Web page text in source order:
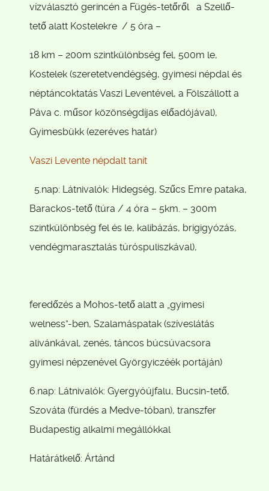
vízválasztó gerincén a Fügés-tetőről a Szellő-
tető alatt Kostelekre / 5 óra –
18 km – 200m szintkülönbség fel, 500m le,
Kostelek (szeretetvendégség, gyimesi népdal és
néptáncoktatás Vaszi Leventével, a Fölszállott a
Páva c. műsor közönségdíjas előadójával),
Gyimesbükk (ezeréves határ)
Vaszi Levente népdalt tanít
5.nap: Látnivalók: Hidegség, Szűcs Emre pataka,
Barackos-tető (túra / 4 óra – 5km. – 300m
szintkülönbség fel és le, kalibázás, brigigyózás,
vendégmarasztalás túróspuliszkával),
feredőzés a Mohos-tető alatt a „gyimesi
welness”-ben, Szalamáspatak (szíveslátás
alivánkával, zenés, táncos búcsúvacsora
gyimesi népzenével Györgyiczéék portáján)
6.nap: Látnivalók: Gyergyóújfalu, Bucsin-tető,
Szováta (fürdés a Medve-tóban), transzfer
Budapestig alkalmi megállókkal
Határátkelő: Ártánd